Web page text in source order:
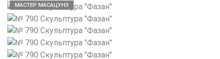
МАСТЕР МАСАЦУНЭ